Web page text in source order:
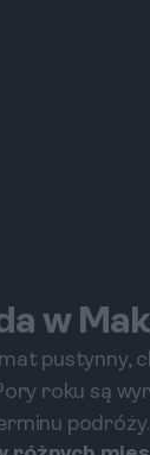
w
pustynny,
roku są
podróży.